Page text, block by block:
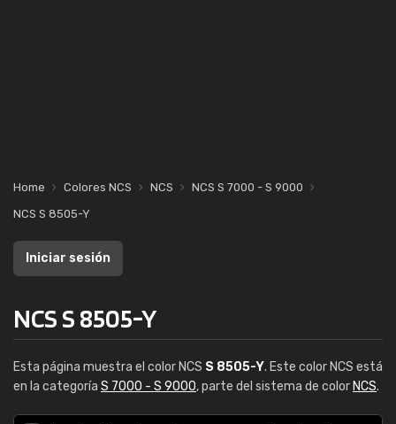
Home Colores NCS NCS
NCS S 7000 - S 9000
NCS S 8505-Y
Iniciar sesión
NCS S 8505-Y
Esta página muestra el color NCS S 8505-Y. Este color NCS está
en la categoría S 7000 - S 9000, parte del sistema de color NCS.